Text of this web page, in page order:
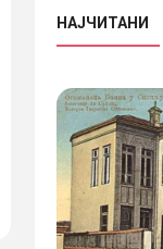
НАЈЧИТАНИ